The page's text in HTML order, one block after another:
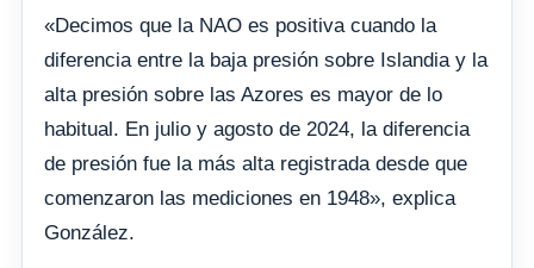
«Decimos que la NAO es positiva cuando la
diferencia entre la baja presión sobre Islandia y la
alta presión sobre las Azores es mayor de lo
habitual. En julio y agosto de 2024, la diferencia
de presión fue la más alta registrada desde que
comenzaron las mediciones en 1948», explica
González.